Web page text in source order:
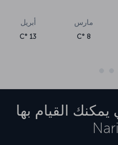
مارس
8 °C
أبريل
13 °C
يمكنك القيام بها